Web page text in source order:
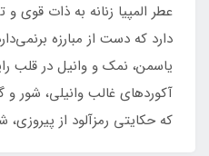
عطر المپیا زنانه به ذات قوی و
دارد که دست از مبارزه
یاسمن، نمک و وانیل در قلب
آکوردهای غالب وانیلی، شور
که حکایتی رمزآلود از